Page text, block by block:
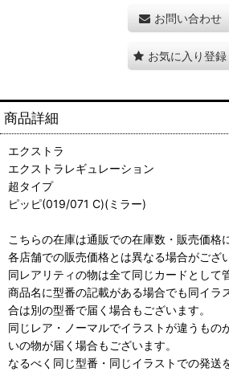
お問い合わせ
お気に入り登録
商品詳細
エクストラ
エクストラレギュレーション
超タイプ
ピッピ(019/071 C)(ミラー)
こちらの在庫は通販での在庫数・販売価格
各店舗での販売価格とは異なる場合がござ
同レアリティの物は全て同じカードとして
商品名に型番の記載がある場合でも同イラ
合は別の型番で届く場合もございます。
同じレア・ノーマルでイラストが違うもの
いの物が届く場合もございます。
なるべく同じ型番・同じイラストでの発送